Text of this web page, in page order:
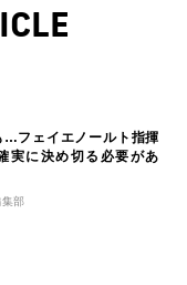
…フェイエノールト指揮
実に決め切る必要があ
部